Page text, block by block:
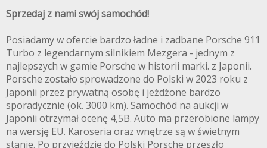
Sprzedaj z nami swój samochód!
Posiadamy w ofercie bardzo ładne i zadbane Porsche 911
Turbo z legendarnym silnikiem Mezgera - jednym z
najlepszych w gamie Porsche w historii marki. z Japonii.
Porsche zostało sprowadzone do Polski w 2023 roku z
Japonii przez prywatną osobę i jeżdżone bardzo
sporadycznie (ok. 3000 km). Samochód na aukcji w
Japonii otrzymał ocenę 4,5B. Auto ma przerobione lampy
na wersję EU. Karoseria oraz wnętrze są w świetnym
stanie. Po przyjeździe do Polski Porsche przeszło